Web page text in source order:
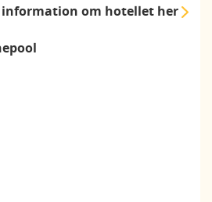
informationom hotellet her